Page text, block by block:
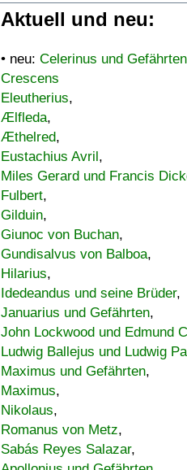
Aktuell und neu:
• neu: Celerinus und Gefährten
Crescens
Eleutherius,
Ælfleda,
Æthelred,
Eustachius Avril,
Miles Gerard und Francis
Fulbert,
Gilduin,
Giunoc von Buchan,
Gundisalvus von Balboa,
Hilarius,
Idedeandus und seine Brüder,
Januarius und Gefährten,
John Lockwood und Edmund
Ludwig Ballejus und Ludwig
Maximus und Gefährten,
Maximus,
Nikolaus,
Romanus von Metz,
Sabás Reyes Salazar,